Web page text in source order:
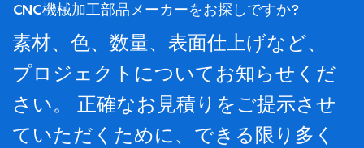
CNC機械加工部品メーカーをお探しですか?
素材、色、数量、表面仕上げなど、
プロジェクトについてお知らせくだ
さい。 正確なお見積りをご提示させ
ていただくために、できる限り多く